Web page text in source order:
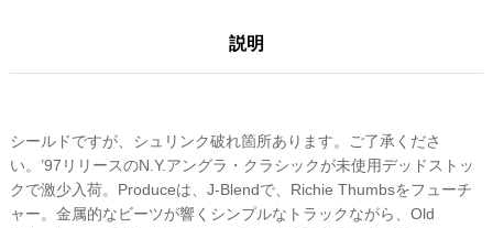
説明
シールドですが、シュリンク破れ箇所あります。ご了承くださ
い。’97リリースのN.Y.アングラ・クラシックが未使用デッドストッ
クで激少入荷。Produceは、J-Blendで、Richie Thumbsをフューチ
ャー。金属的なビーツが響くシンプルなトラックながら、Old